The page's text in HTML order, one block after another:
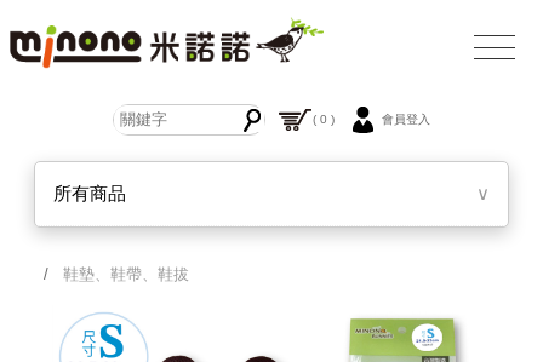
( 0 ) 會員登入
所有商品 ∨
/鞋墊、鞋帶、鞋拔